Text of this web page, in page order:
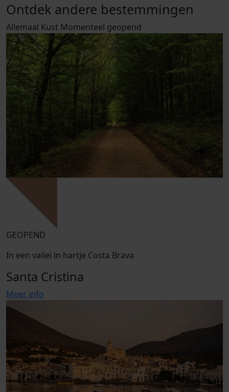
Ontdek andere bestemmingen
Allemaal Kust Momenteel geopend
GEOPEND
In een vallei in hartje Costa Brava
Santa Cristina
Meer info